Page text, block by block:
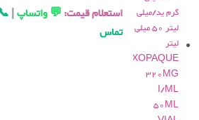
استعلام قیمت:💬 واتساپ|
تماس